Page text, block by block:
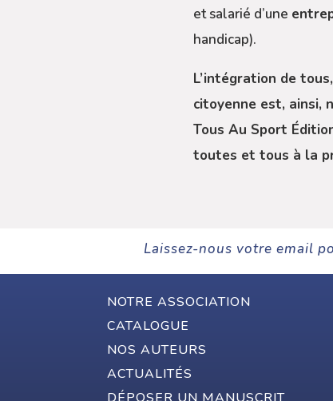
et salarié d’une
handicap).
L’intégration de
citoyenne est, ainsi,
Tous Au Sport
toutes et tous à la
Laissez-nous votre email
NOTRE ASSOCIATION
CATALOGUE
NOS AUTEURS
ACTUALITÉS